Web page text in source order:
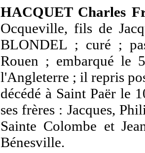
HACQUET Charles
Ocqueville, fils de
BLONDEL ; curé ;
Rouen ; embarqué le
l'Angleterre ; il repris
décédé à Saint Paër le
ses frères : Jacques,
Sainte Colombe et
Bénesville.